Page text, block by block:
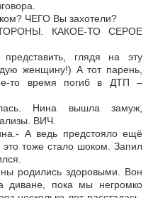
ЧЕГО Вы захотели?
КАКОЕ-ТО СЕРОЕ
глядя на эту
женщину!) А тот парень,
то время погиб в ДТП –
Нина вышла замуж,
ВИЧ.
А ведь предстояло ещё
это тоже стало шоком. Запил
родились здоровыми. Вон
диване, пока мы негромко